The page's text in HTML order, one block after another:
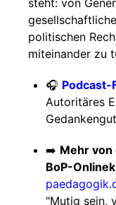
steht: von
politischen
miteinander zu
🎧 Podcast-
Autoritäres
Gedankengut
➡️ Mehr von
BoP-
"Mutig sein,